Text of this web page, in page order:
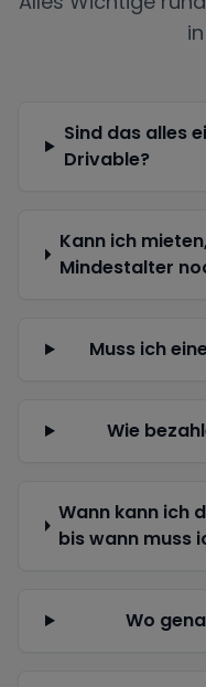
in
Sind das alles
Drivable?
Kann ich
Mindestalter
Muss ich
Wie
Wann kann ich
bis wann muss
Wo